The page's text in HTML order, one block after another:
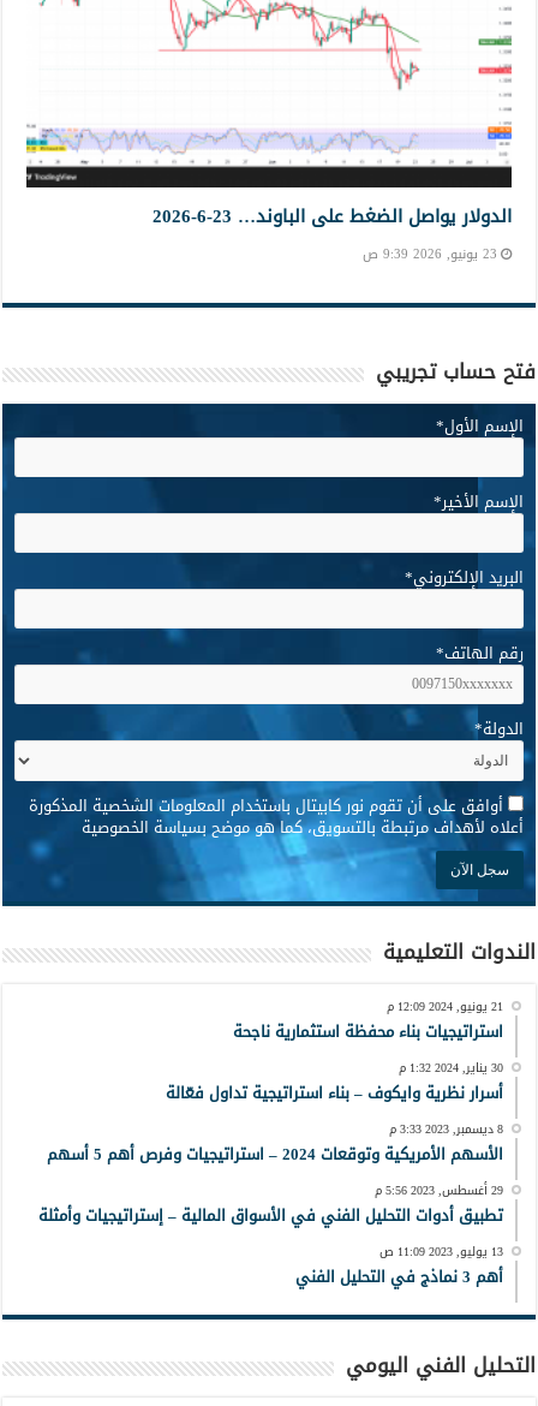
الدولار يواصل الضغط على الباوند… 23-6-2026
23 يونيو, 2026 9:39 ص
فتح حساب تجريبي
الإسم الأول*
الإسم الأخير*
البريد الإلكتروني*
رقم الهاتف*
الدولة*
* أوافق على أن تقوم نور كابيتال باستخدام المعلومات الشخصية المذكورة
أعلاه لأهداف مرتبطة بالتسويق، كما هو موضح بسياسة الخصوصية
الندوات التعليمية
21 يونيو, 2024 12:09 م
استراتيجيات بناء محفظة استثمارية ناجحة
30 يناير, 2024 1:32 م
أسرار نظرية وايكوف – بناء استراتيجية تداول فعّالة
8 ديسمبر, 2023 3:33 م
الأسهم الأمريكية وتوقعات 2024 – استراتيجيات وفرص أهم 5 أسهم
29 أغسطس, 2023 5:56 م
تطبيق أدوات التحليل الفني في الأسواق المالية – إستراتيجيات وأمثلة
13 يوليو, 2023 11:09 ص
أهم 3 نماذج في التحليل الفني
التحليل الفني اليومي